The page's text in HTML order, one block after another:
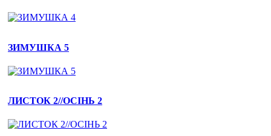
ЗИМУШКА 5
ЛИСТОК 2//ОСІНЬ 2